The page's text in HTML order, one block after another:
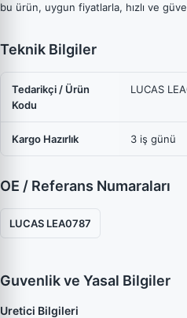
bu ürün, uygun fiyatlarla, hızlı ve
Teknik Bilgiler
Tedarikçi / Ürün
Kodu
LUCAS
Kargo Hazırlık 3 iş günü
OE / Referans Numaraları
LUCAS LEA0787
Guvenlik ve Yasal Bilgiler
Uretici Bilgileri